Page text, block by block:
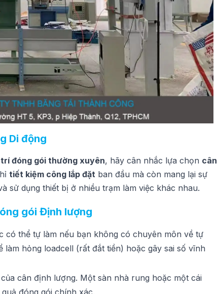
Di động
đóng gói thường xuyên, hãy cân nhắc lựa chọn cân
tiết kiệm công lắp đặt ban đầu mà còn mang lại sự
sử dụng thiết bị ở nhiều trạm làm việc khác nhau.
gói Định lượng
có thể tự làm nếu bạn không có chuyên môn về tự
hỏng loadcell (rất đắt tiền) hoặc gây sai số vĩnh
cân định lượng. Một sàn nhà rung hoặc một cái
đóng gói chính xác.